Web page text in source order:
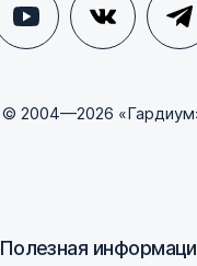
© 2004—2026
Полезная